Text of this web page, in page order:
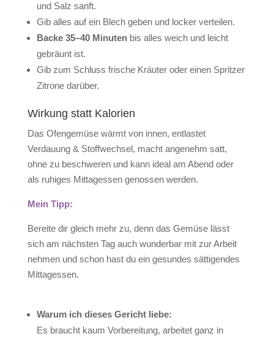
und Salz sanft.
Gib alles auf ein Blech geben und locker verteilen.
Backe 35–40 Minutenbis alles weich und leicht
gebräunt ist.
Gib zum Schluss frische Kräuter oder einen Spritzer
Zitrone darüber.
Wirkung statt Kalorien
Das Ofengemüse wärmt von innen, entlastet
Verdauung & Stoffwechsel, macht angenehm satt,
ohne zu beschweren und kann ideal am Abend oder
als ruhiges Mittagessen genossen werden.
Mein Tipp:
Bereite dir gleich mehr zu, denn das Gemüse lässt
sich am nächsten Tag auch wunderbar mit zur Arbeit
nehmen und schon hast du ein gesundes sättigendes
Mittagessen.
Warum ich dieses Gericht liebe:
Es braucht kaum Vorbereitung, arbeitet ganz in